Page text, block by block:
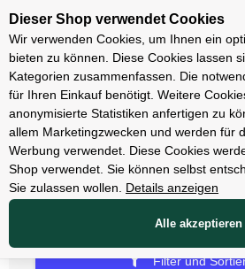
Unsere Filialen
Fahrradtaschen & Körbe
Fahrradtaschen
Filter und
Dieser Shop verwendet Cookies
Wir verwenden Cookies, um Ihnen ein
bieten zu können. Diese Cookies lassen
Kategorien zusammenfassen. Die
für Ihren Einkauf benötigt. Weitere
anonymisierte Statistiken anfertigen zu
allem Marketingzwecken und werden für
Werbung verwendet. Diese Cookies
Shop verwendet. Sie können selbst
Sie zulassen wollen.
Details anzeigen
Alle akzeptieren